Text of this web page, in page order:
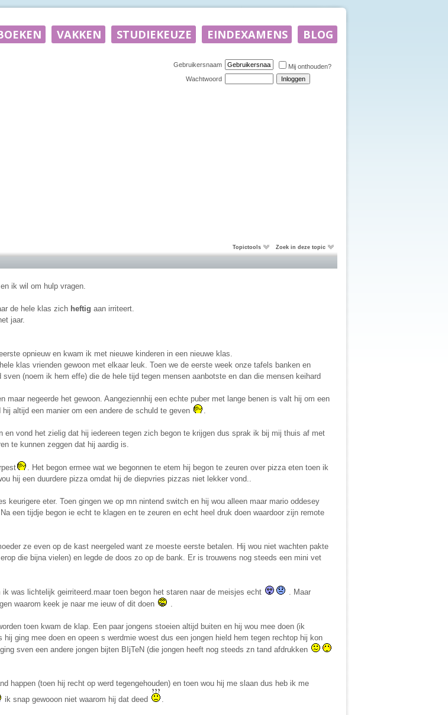
Gebruikersnaam
Mij onthouden?
Wachtwoord
Topictools Zoek in deze topic
ik wil om hulp vragen.
de hele klas zich heftig aan irriteert.
jaar.
opnieuw en kwam ik met nieuwe kinderen in een nieuwe klas.
klas vrienden gewoon met elkaar leuk. Toen we de eerste week onze tafels banken en
(noem ik hem effe) die de hele tijd tegen mensen aanbotste en dan die mensen keihard
maar negeerde het gewoon. Aangeziennhij een echte puber met lange benen is valt hij om een
altijd een manier om een andere de schuld te geven
.
en vond het zielig dat hij iedereen tegen zich begon te krijgen dus sprak ik bij mij thuis af met
te kunnen zeggen dat hij aardig is.
. Het begon ermee wat we begonnen te etem hij begon te zeuren over pizza eten toen ik
hij een duurdere pizza omdat hij de diepvries pizzas niet lekker vond..
keurigere eter. Toen gingen we op mn nintend switch en hij wou alleen maar mario oddesey
een tijdje begon ie echt te klagen en te zeuren en echt heel druk doen waardoor zijn remote
ze even op de kast neergeled want ze moeste eerste betalen. Hij wou niet wachten pakte
die bijna vielen) en legde de doos zo op de bank. Er is trouwens nog steeds een mini vet
was lichtelijk geirriteerd.maar toen begon het staren naar de meisjes echt
. Maar
waarom keek je naar me ieuw of dit doen
.
toen kwam de klap. Een paar jongens stoeien altijd buiten en hij wou mee doen (ik
ging mee doen en opeen s werdmie woest dus een jongen hield hem tegen rechtop hij kon
sven een andere jongen bijten BIjTeN (die jongen heeft nog steeds zn tand afdrukken
happen (toen hij recht op werd tegengehouden) en toen wou hij me slaan dus heb ik me
ik snap gewooon niet waarom hij dat deed .